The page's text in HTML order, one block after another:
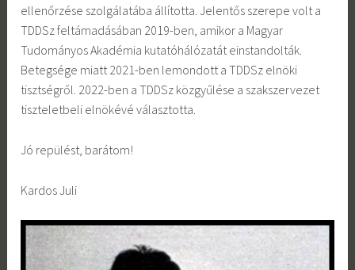
ellenőrzése szolgálatába állította. Jelentős szerepe volt a
TDDSz feltámadásában 2019-ben, amikor a Magyar
Tudományos Akadémia kutatóhálózatát einstandolták.
Betegsége miatt 2021-ben lemondott a TDDSz elnöki
tisztségről. 2022-ben a TDDSz közgyűlése a szakszervezet
tiszteletbeli elnökévé választotta.
Jó repülést, barátom!
Kardos Juli